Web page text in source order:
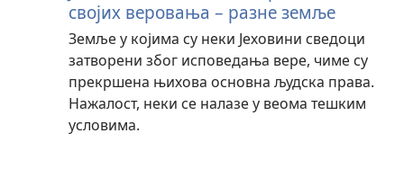
својих веровања – разне земље
Земље у којима су неки Јеховини сведоци
затворени због исповедања вере, чиме су
прекршена њихова основна људска права.
Нажалост, неки се налазе у веома тешким
условима.